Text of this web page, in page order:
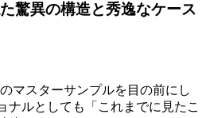
驚異の構造と秀逸なケース
マスターサンプルを目の前にし
ナルとしても「これまでに見たこ